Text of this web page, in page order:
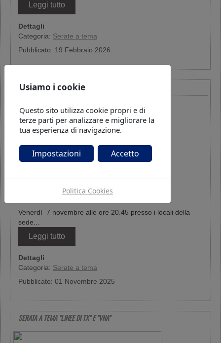
Leggi tutto
Dettagli
Categoria: Serate a tema
Pubblicato: 19 Febbraio 2026
SERATA A TEMA - ASSOCIAZIONE PHOENIX DI CLES
Venerdì 7 novembre alle ore 20.45 presso i locali della
sede...
Leggi tutto
Dettagli
Categoria: Serate a tema
Pubblicato: 01 Novembre 2025
SERATA A TEMA "LINEE DI TX" E "VNA"
Usiamo i cookie
Questo sito utilizza cookie propri e di
terze parti per analizzare e migliorare la
tua esperienza di navigazione.
Impostazioni Accetto
Politica Cookies